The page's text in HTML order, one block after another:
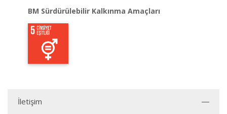
BM Sürdürülebilir Kalkınma Amaçları
İletişim